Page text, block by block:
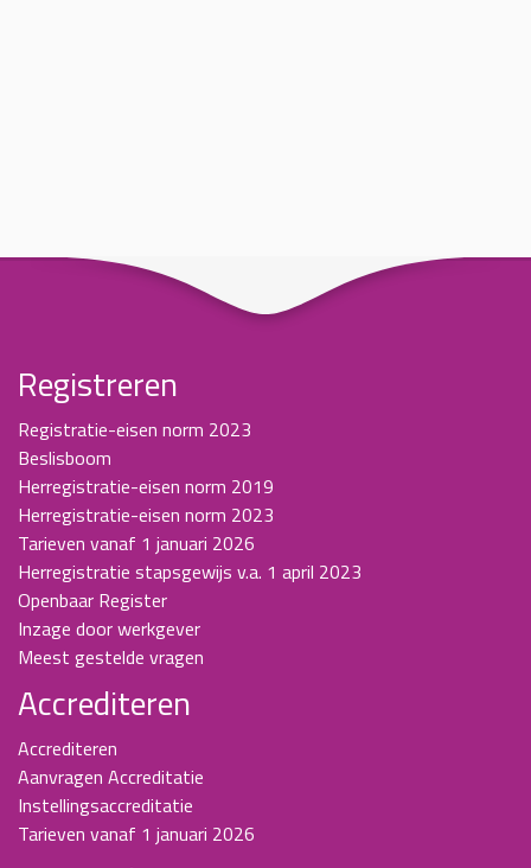
Registreren
Registratie-eisen norm 2023
Beslisboom
Herregistratie-eisen norm 2019
Herregistratie-eisen norm 2023
Tarieven vanaf 1 januari 2026
Herregistratie stapsgewijs v.a. 1 april 2023
Openbaar Register
Inzage door werkgever
Meest gestelde vragen
Accrediteren
Accrediteren
Aanvragen Accreditatie
Instellingsaccreditatie
Tarieven vanaf 1 januari 2026